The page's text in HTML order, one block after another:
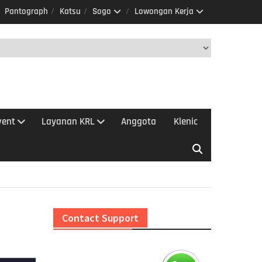
Pantograph Katsu Sogo Lowongan Kerja
Layanan KRL Anggota Klenic
Contact Support